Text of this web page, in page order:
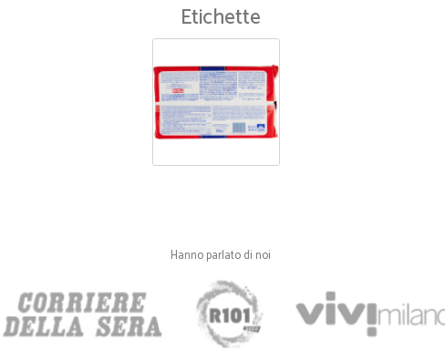
Etichette
Hanno parlato di noi